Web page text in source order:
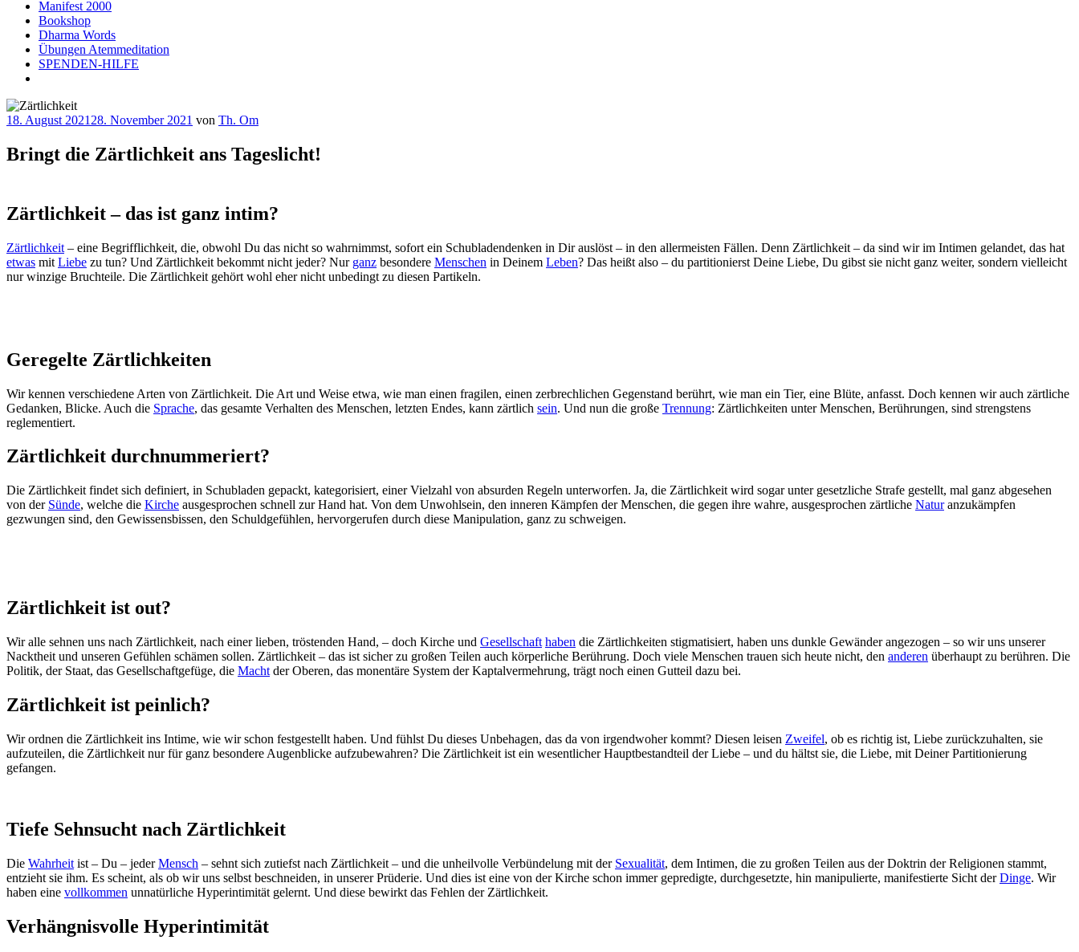
Manifest 2000
Bookshop
Dharma Words
Übungen Atemmeditation
SPENDEN-HILFE
Veröffentlicht
18. August 2021 28. November 2021 von Th. Om
Bringt die Zärtlichkeit ans Tageslicht!
Zärtlichkeit – das ist ganz intim?
Zärtlichkeit – eine Begrifflichkeit, die, obwohl Du das nicht so wahrnimmst, sofort ein Schubladendenken in Dir auslöst – in den allermeisten Fällen. Denn Zärtlichkeit – da sind wir im Intimen gelandet, das hat
etwas mit Liebe zu tun? Und Zärtlichkeit bekommt nicht jeder? Nur ganz besondere Menschen in Deinem Leben? Das heißt also – du partitionierst Deine Liebe, Du gibst sie nicht ganz weiter, sondern vielleicht
nur winzige Bruchteile. Die Zärtlichkeit gehört wohl eher nicht unbedingt zu diesen Partikeln.
Geregelte Zärtlichkeiten
Wir kennen verschiedene Arten von Zärtlichkeit. Die Art und Weise etwa, wie man einen fragilen, einen zerbrechlichen Gegenstand berührt, wie man ein Tier, eine Blüte, anfasst. Doch kennen wir auch zärtliche
Gedanken, Blicke. Auch die Sprache, das gesamte Verhalten des Menschen, letzten Endes, kann zärtlich sein. Und nun die große Trennung: Zärtlichkeiten unter Menschen, Berührungen, sind strengstens
reglementiert.
Zärtlichkeit durchnummeriert?
Die Zärtlichkeit findet sich definiert, in Schubladen gepackt, kategorisiert, einer Vielzahl von absurden Regeln unterworfen. Ja, die Zärtlichkeit wird sogar unter gesetzliche Strafe gestellt, mal ganz abgesehen
von der Sünde, welche die Kirche ausgesprochen schnell zur Hand hat. Von dem Unwohlsein, den inneren Kämpfen der Menschen, die gegen ihre wahre, ausgesprochen zärtliche Naturanzukämpfen
gezwungen sind, den Gewissensbissen, den Schuldgefühlen, hervorgerufen durch diese Manipulation, ganz zu schweigen.
Zärtlichkeit ist out?
Wir alle sehnen uns nach Zärtlichkeit, nach einer lieben, tröstenden Hand, – doch Kirche und Gesellschaft haben die Zärtlichkeiten stigmatisiert, haben uns dunkle Gewänder angezogen – so wir uns unserer
Nacktheit und unseren Gefühlen schämen sollen. Zärtlichkeit – das ist sicher zu großen Teilen auch körperliche Berührung. Doch viele Menschen trauen sich heute nicht, den anderen überhaupt zu berühren. Die
Politik, der Staat, das Gesellschaftgefüge, die Macht der Oberen, das monentäre System der Kaptalvermehrung, trägt noch einen Gutteil dazu bei.
Zärtlichkeit ist peinlich?
Wir ordnen die Zärtlichkeit ins Intime, wie wir schon festgestellt haben. Und fühlst Du dieses Unbehagen, das da von irgendwoher kommt? Diesen leisen Zweifel, ob es richtig ist, Liebe zurückzuhalten, sie
aufzuteilen, die Zärtlichkeit nur für ganz besondere Augenblicke aufzubewahren? Die Zärtlichkeit ist ein wesentlicher Hauptbestandteil der Liebe – und du hältst sie, die Liebe, mit Deiner Partitionierung
gefangen.
Tiefe Sehnsucht nach Zärtlichkeit
Die Wahrheit ist – Du – jederMensch – sehnt sich zutiefst nach Zärtlichkeit – und die unheilvolle Verbündelung mit der Sexualität, dem Intimen, die zu großen Teilen aus der Doktrin der Religionen stammt,
entzieht sie ihm. Es scheint, als ob wir uns selbst beschneiden, in unserer Prüderie. Und dies ist eine von der Kirche schon immer gepredigte, durchgesetzte, hin manipulierte, manifestierte Sicht derDinge. Wir
haben eine vollkommen unnatürliche Hyperintimität gelernt. Und diese bewirkt das Fehlen der Zärtlichkeit.
Verhängnisvolle Hyperintimität